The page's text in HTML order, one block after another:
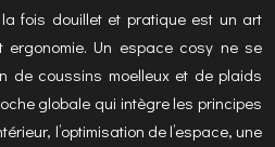
fois douillet et pratique est un art
Un espace cosy ne se
de coussins moelleux et de plaids
globale qui intègre les principes
l’optimisation de l’espace, une